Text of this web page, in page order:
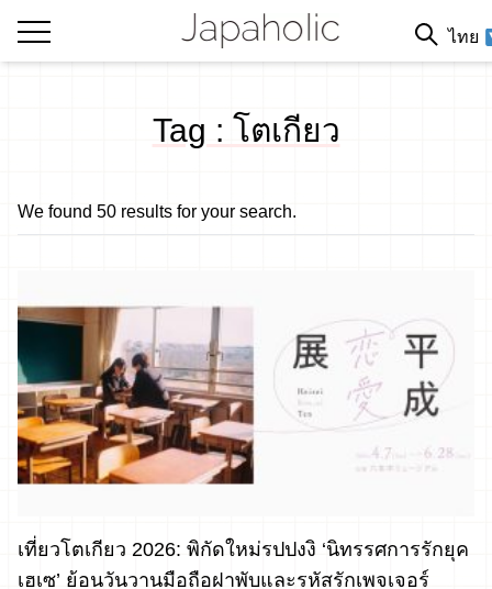
ไทย
Tag : โตเกียว
We found 50 results for your search.
เที่ยวโตเกียว 2026: พิกัดใหม่รปปงงิ ‘นิทรรศการรักยุค
เฮเซ’ ย้อนวันวานมือถือฝาพับและรหัสรักเพจเจอร์